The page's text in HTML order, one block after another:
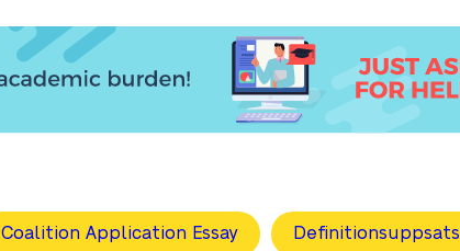
Coalition Application Essay Definitionsuppsats